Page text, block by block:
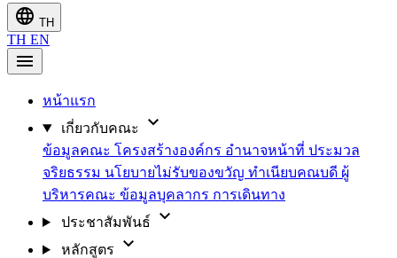
language TH
TH EN
menu
หน้าแรก
เกี่ยวกับคณะ
expand_more
ข้อมูลคณะ โครงสร้างองค์กร อำนาจหน้าที่ ประมวล
จริยธรรม นโยบายไม่รับของขวัญ ทำเนียบคณบดี ผู้
บริหารคณะ ข้อมูลบุคลากร การเดินทาง
ประชาสัมพันธ์
expand_more
หลักสูตร expand_more